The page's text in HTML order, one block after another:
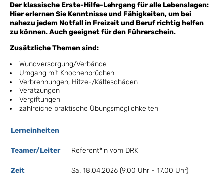
Der klassische Erste-Hilfe-Lehrgang für alle Lebenslagen:
Hier erlernen Sie Kenntnisse und Fähigkeiten, um bei
nahezu jedem Notfall in Freizeit und Beruf richtig helfen
zu können. Auch geeignet für den Führerschein.
Zusätzliche Themen sind:
Wundversorgung/Verbände
Umgang mit Knochenbrüchen
Verbrennungen, Hitze-/Kälteschäden
Verätzungen
Vergiftungen
zahlreiche praktische Übungsmöglichkeiten
Lerneinheiten
Teamer/Leiter Referent*in vom DRK
Zeit Sa. 18.04.2026 (9.00 Uhr - 17.00 Uhr)